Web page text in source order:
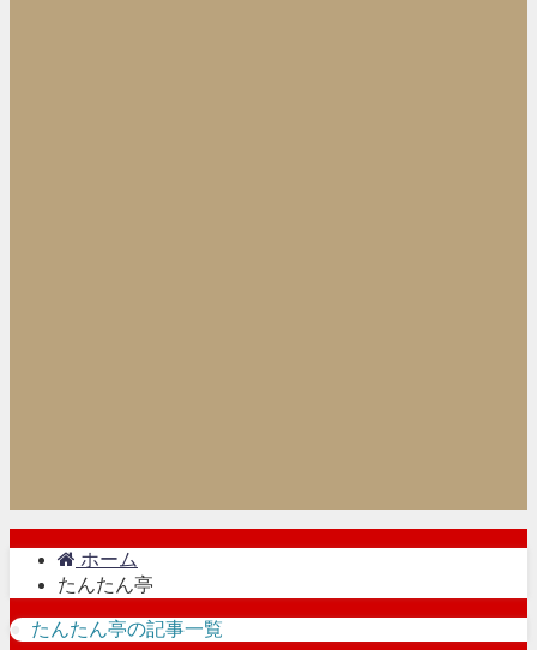
ホーム
たんたん亭
たんたん亭の記事一覧